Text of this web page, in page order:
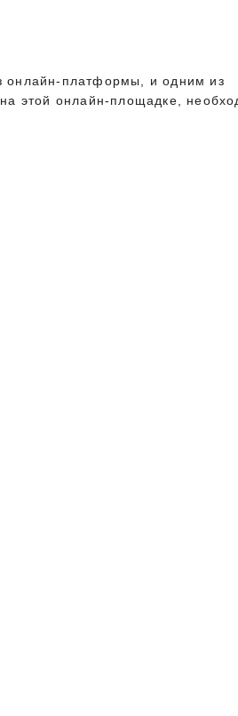
онлайн-платформы, и одним из
этой онлайн-площадке,